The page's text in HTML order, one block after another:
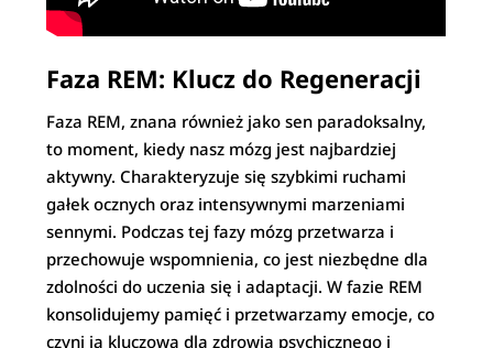
Faza REM: Klucz do Regeneracji
Faza REM, znana również jako sen paradoksalny,
to moment, kiedy nasz mózg jest najbardziej
aktywny. Charakteryzuje się szybkimi ruchami
gałek ocznych oraz intensywnymi marzeniami
sennymi. Podczas tej fazy mózg przetwarza i
przechowuje wspomnienia, co jest niezbędne dla
zdolności do uczenia się i adaptacji. W fazie REM
konsolidujemy pamięć i przetwarzamy emocje, co
czyni ją kluczową dla zdrowia psychicznego i